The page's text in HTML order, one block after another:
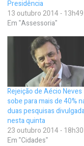
Presidência
13 outubro 2014 - 13h49
Em "Assessoria"
Rejeição de Aécio Neves
sobe para mais de 40%
duas pesquisas
nesta quinta
23 outubro 2014 - 18h30
Em "Cidades"